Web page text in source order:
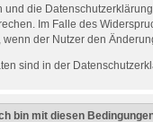
die
Im Falle des
der Nutzer den
sind in der